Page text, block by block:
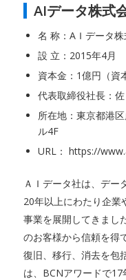
AIデータ株式
名 称：AＩデータ
設 立：2015年4月
資本金：1億円（資
代表取締役社長：
所在地：東京都港
ル4F
URL： https://
ＡＩデータ社は、デー
20年以上にわたり企業
事業を展開してきまし
のお客様から信頼を得
復旧、移行、消去を包
は、BCNアワードで